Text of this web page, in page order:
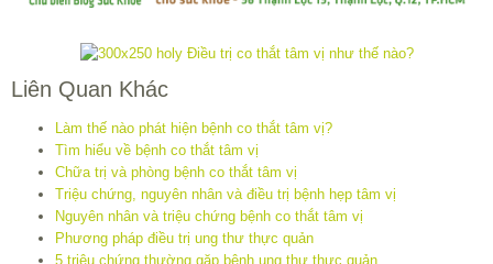
Liên Quan Khác
Làm thế nào phát hiện bệnh co thắt tâm vị?
Tìm hiểu về bệnh co thắt tâm vị
Chữa trị và phòng bệnh co thắt tâm vị
Triệu chứng, nguyên nhân và điều trị bệnh hẹp tâm vị
Nguyên nhân và triệu chứng bệnh co thắt tâm vị
Phương pháp điều trị ung thư thực quản
5 triệu chứng thường gặp bệnh ung thư thực quản